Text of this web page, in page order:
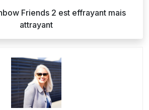
Friends 2 est effrayant mais
attrayant